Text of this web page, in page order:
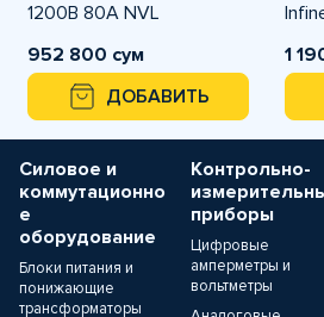
1200В 80А NVL
952 800 сум
ДОБАВИТЬ
1
Силовое и
коммутационно
е
оборудование
Блоки питания и
понижающие
трансформаторы
Контрольно-
приборы
Цифровые
амперметры и
вольтметры